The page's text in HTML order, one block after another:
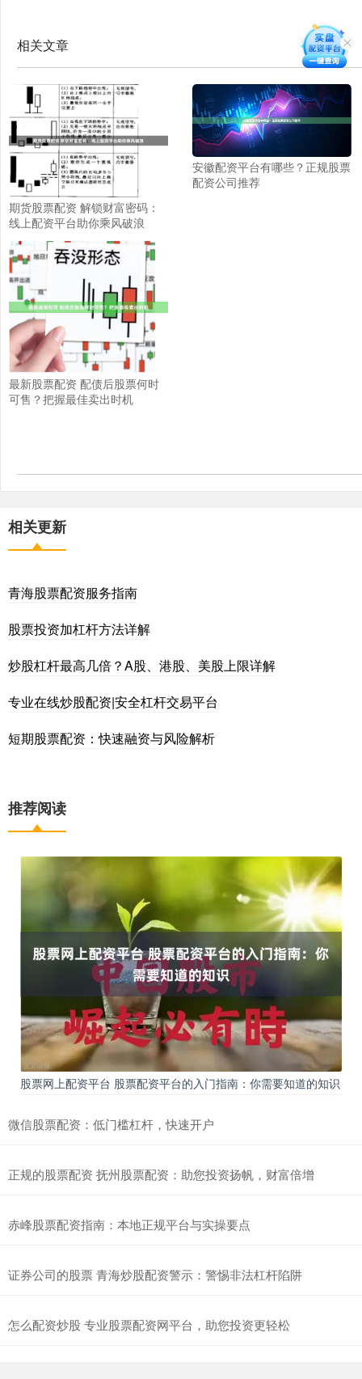
相关文章
期货股票配资 解锁财富密码：
线上配资平台助你乘风破浪
安徽配资平台有哪些？正规股票
配资公司推荐
最新股票配资 配债后股票何时
可售？把握最佳卖出时机
相关更新
青海股票配资服务指南
股票投资加杠杆方法详解
炒股杠杆最高几倍？A股、港股、美股上限详解
专业在线炒股配资|安全杠杆交易平台
短期股票配资：快速融资与风险解析
推荐阅读
股票网上配资平台 股票配资平台的入门指南：你需要知道的知识
微信股票配资：低门槛杠杆，快速开户
正规的股票配资 抚州股票配资：助您投资扬帆，财富倍增
赤峰股票配资指南：本地正规平台与实操要点
证券公司的股票 青海炒股配资警示：警惕非法杠杆陷阱
怎么配资炒股 专业股票配资网平台，助您投资更轻松